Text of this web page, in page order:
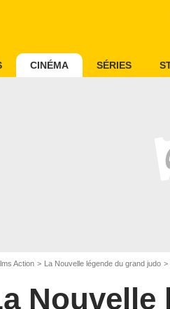
CINÉMA SÉRIES
Action La Nouvelle légende du grand judo
Nouvelle